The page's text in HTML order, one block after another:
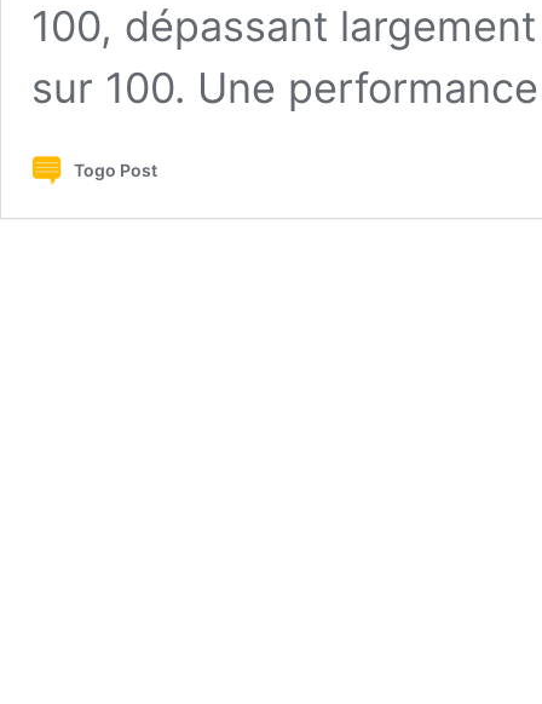
100, dépassant
sur 100. Une
Togo Post